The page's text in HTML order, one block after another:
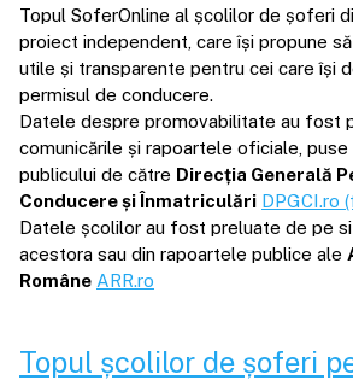
Topul SoferOnline al școlilor de șoferi
proiect independent, care își propune
utile și transparente pentru cei care își
permisul de conducere.
Datele despre promovabilitate au fost
comunicările și rapoartele oficiale,
publicului de către Direcția Generală
Conducere și Înmatriculări DPGCI.ro
Datele școlilor au fost preluate de pe
acestora sau din rapoartele publice ale
Române ARR.ro
Topul școlilor de șoferi